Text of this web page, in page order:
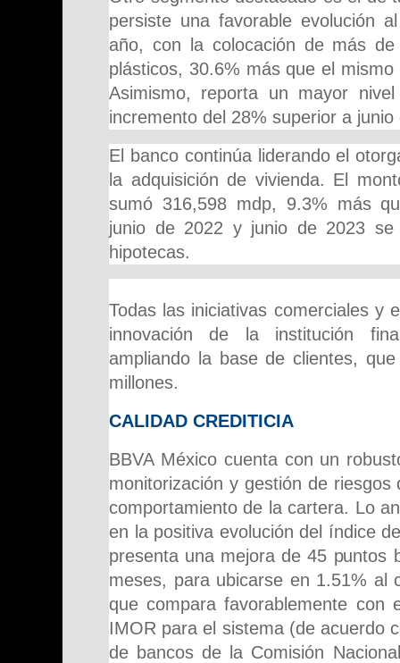
persiste una favorable evolución
año, con la colocación de más
plásticos, 30.6% más que el
Asimismo, reporta un mayor
incremento del 28% superior a junio
El banco continúa liderando el
la adquisición de vivienda. El
sumó 316,598 mdp, 9.3% más
junio de 2022 y junio de 2023
hipotecas.
Todas las iniciativas comerciales y
innovación de la institución
ampliando la base de clientes,
millones.
CALIDAD CREDITICIA
BBVA México cuenta con un
monitorización y gestión de
comportamiento de la cartera. Lo
en la positiva evolución del índice
presenta una mejora de 45 puntos
meses, para ubicarse en 1.51% al
que compara favorablemente con
IMOR para el sistema (de acuerdo
de bancos de la Comisión